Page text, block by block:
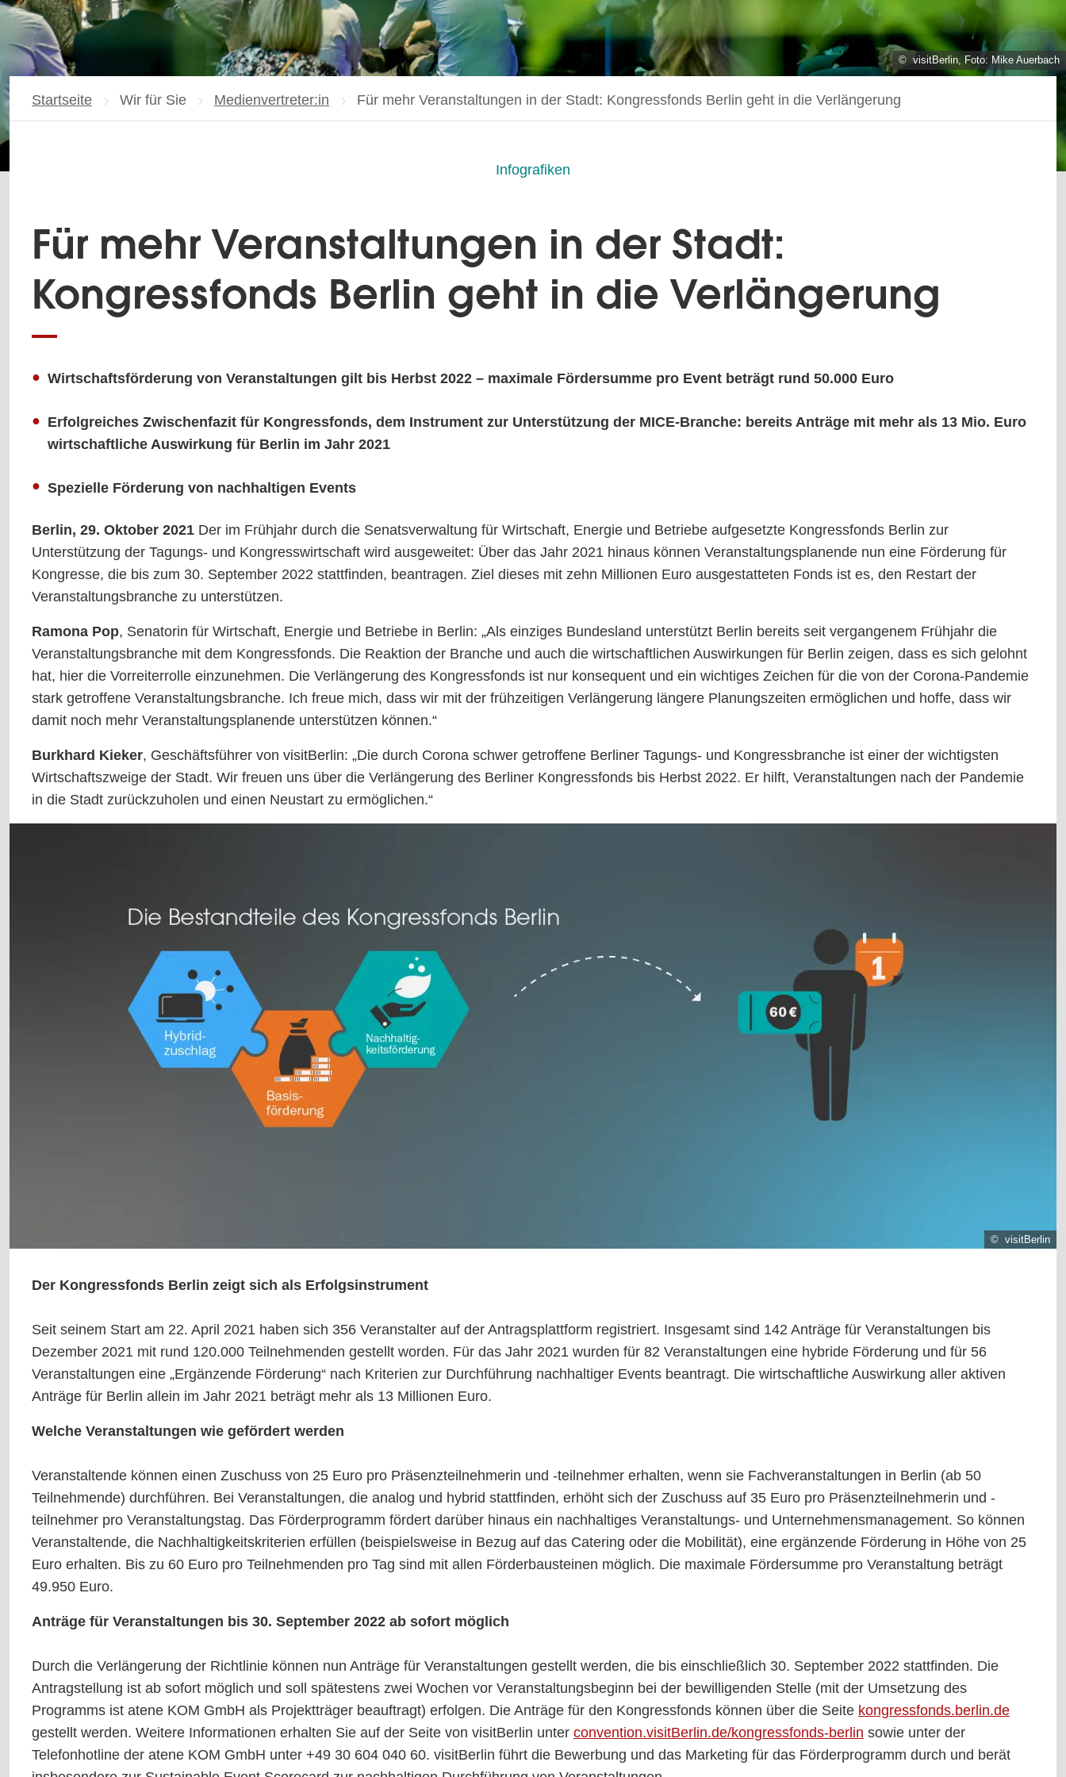
© visitBerlin, Foto: Mike Auerbach
Startseite Wir für Sie Medienvertreter:in Aktuelle Seite:
Für mehr Veranstaltungen in der Stadt: Kongressfonds Berlin geht in die Verlängerung
Infografiken
Für mehr Veranstaltungen in der Stadt:
Kongressfonds Berlin geht in die Verlängerung
Wirtschaftsförderung von Veranstaltungen gilt bis Herbst 2022 – maximale Fördersumme pro Event beträgt rund 50.000 Euro
Erfolgreiches Zwischenfazit für Kongressfonds, dem Instrument zur Unterstützung der MICE-Branche: bereits Anträge mit mehr als 13 Mio. Euro
wirtschaftliche Auswirkung für Berlin im Jahr 2021
Spezielle Förderung von nachhaltigen Events
Berlin, 29. Oktober 2021 Der im Frühjahr durch die Senatsverwaltung für Wirtschaft, Energie und Betriebe aufgesetzte Kongressfonds Berlin zur
Unterstützung der Tagungs- und Kongresswirtschaft wird ausgeweitet: Über das Jahr 2021 hinaus können Veranstaltungsplanende nun eine Förderung für
Kongresse, die bis zum 30. September 2022 stattfinden, beantragen. Ziel dieses mit zehn Millionen Euro ausgestatteten Fonds ist es, den Restart der
Veranstaltungsbranche zu unterstützen.
Ramona Pop, Senatorin für Wirtschaft, Energie und Betriebe in Berlin: „Als einziges Bundesland unterstützt Berlin bereits seit vergangenem Frühjahr die
Veranstaltungsbranche mit dem Kongressfonds. Die Reaktion der Branche und auch die wirtschaftlichen Auswirkungen für Berlin zeigen, dass es sich gelohnt
hat, hier die Vorreiterrolle einzunehmen. Die Verlängerung des Kongressfonds ist nur konsequent und ein wichtiges Zeichen für die von der Corona-Pandemie
stark getroffene Veranstaltungsbranche. Ich freue mich, dass wir mit der frühzeitigen Verlängerung längere Planungszeiten ermöglichen und hoffe, dass wir
damit noch mehr Veranstaltungsplanende unterstützen können.“
Burkhard Kieker, Geschäftsführer von visitBerlin: „Die durch Corona schwer getroffene Berliner Tagungs- und Kongressbranche ist einer der wichtigsten
Wirtschaftszweige der Stadt. Wir freuen uns über die Verlängerung des Berliner Kongressfonds bis Herbst 2022. Er hilft, Veranstaltungen nach der Pandemie
in die Stadt zurückzuholen und einen Neustart zu ermöglichen.“
© visitBerlin
Der Kongressfonds Berlin zeigt sich als Erfolgsinstrument
Seit seinem Start am 22. April 2021 haben sich 356 Veranstalter auf der Antragsplattform registriert. Insgesamt sind 142 Anträge für Veranstaltungen bis
Dezember 2021 mit rund 120.000 Teilnehmenden gestellt worden. Für das Jahr 2021 wurden für 82 Veranstaltungen eine hybride Förderung und für 56
Veranstaltungen eine „Ergänzende Förderung“ nach Kriterien zur Durchführung nachhaltiger Events beantragt. Die wirtschaftliche Auswirkung aller aktiven
Anträge für Berlin allein im Jahr 2021 beträgt mehr als 13 Millionen Euro.
Welche Veranstaltungen wie gefördert werden
Veranstaltende können einen Zuschuss von 25 Euro pro Präsenzteilnehmerin und -teilnehmer erhalten, wenn sie Fachveranstaltungen in Berlin (ab 50
Teilnehmende) durchführen. Bei Veranstaltungen, die analog und hybrid stattfinden, erhöht sich der Zuschuss auf 35 Euro pro Präsenzteilnehmerin und -
teilnehmer pro Veranstaltungstag. Das Förderprogramm fördert darüber hinaus ein nachhaltiges Veranstaltungs- und Unternehmensmanagement. So können
Veranstaltende, die Nachhaltigkeitskriterien erfüllen (beispielsweise in Bezug auf das Catering oder die Mobilität), eine ergänzende Förderung in Höhe von 25
Euro erhalten. Bis zu 60 Euro pro Teilnehmenden pro Tag sind mit allen Förderbausteinen möglich. Die maximale Fördersumme pro Veranstaltung beträgt
49.950 Euro.
Anträge für Veranstaltungen bis 30. September 2022 ab sofort möglich
Durch die Verlängerung der Richtlinie können nun Anträge für Veranstaltungen gestellt werden, die bis einschließlich 30. September 2022 stattfinden. Die
Antragstellung ist ab sofort möglich und soll spätestens zwei Wochen vor Veranstaltungsbeginn bei der bewilligenden Stelle (mit der Umsetzung des
Programms ist atene KOM GmbH als Projektträger beauftragt) erfolgen. Die Anträge für den Kongressfonds können über die Seite kongressfonds.berlin.de
gestellt werden. Weitere Informationen erhalten Sie auf der Seite von visitBerlin unter convention.visitBerlin.de/kongressfonds-berlin sowie unter der
Telefonhotline der atene KOM GmbH unter +49 30 604 040 60. visitBerlin führt die Bewerbung und das Marketing für das Förderprogramm durch und berät